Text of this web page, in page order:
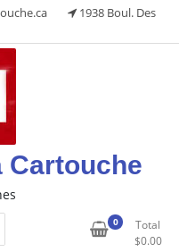
1938 Boul. Des
Cartouche
0
Total
$0.00